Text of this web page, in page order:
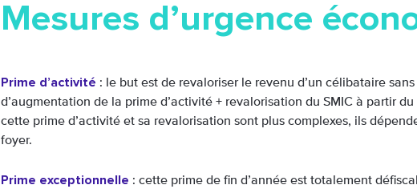
Mesures d’urgence
Prime d’activité : le but est de revaloriser le revenu d’un célibataire
d’augmentation de la prime d’activité + revalorisation du SMIC à partir
cette prime d’activité et sa revalorisation sont plus complexes, ils
foyer.
Prime exceptionnelle : cette prime de fin d’année est totalement